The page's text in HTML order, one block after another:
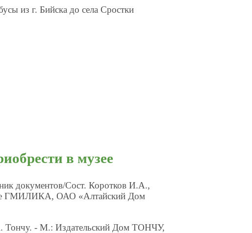
из г. Бийска до села Сростки
в музее
документов/Сост. Коротков И.А.,
ГМИЛИКА, ОАО «Алтайский Дом
Тончу. - М.: Издательский Дом ТОНЧУ,